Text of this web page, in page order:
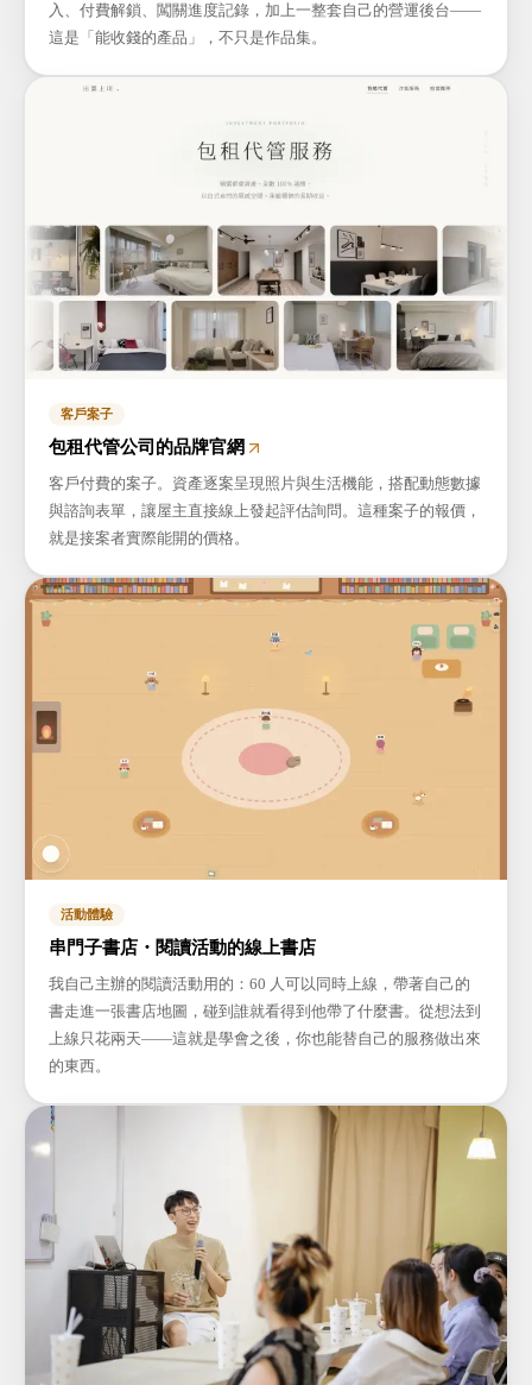
入、付費解鎖、闖關進度記錄，加上一整套自己的營運後台——
這是「能收錢的產品」，不只是作品集。
客戶案子
包租代管公司的品牌官網
客戶付費的案子。資產逐案呈現照片與生活機能，搭配動態數據
與諮詢表單，讓屋主直接線上發起評估詢問。這種案子的報價，
就是接案者實際能開的價格。
活動體驗
串門子書店・閱讀活動的線上書店
我自己主辦的閱讀活動用的：60 人可以同時上線，帶著自己的
書走進一張書店地圖，碰到誰就看得到他帶了什麼書。從想法到
上線只花兩天——這就是學會之後，你也能替自己的服務做出來
的東西。